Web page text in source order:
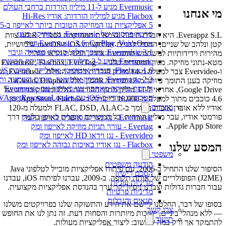
Evermusic מגיע ל-11 מיליון הורדות ברחבי העולם
Flacbox מגיע למיליון הורדות: אודיו Hi-Res
סרטון פרסומי של Evermusic: נגן מוזיקה בענן
Evermusic 3.6: CarPlay, VoiceOver ועוד
Evermusic 3.1: מעבר חלק, סנכרון ספרייה וגיבוי
Evermusic מגיע ל-3 מיליון הורדות: סקירת תכונות
Flacbox 1.6: סנכרון אוטומטי, אקולייזר, תמיכת OPUS
Evermusic 2.3: סנכרון אוטומטי, מיקום השמעה ותגיות
הזרמת מוזיקה מאחסון ענן באייפון עם Evermusic
סטרימינג אודיו ב-iOS עם AVAssetResourceLoader
מוצרים
Evermusic - נגן מוזיקה אופליין לאייפון ולמק
Evertag - עורך תגיות מוזיקה לאייפון ומק
Evervideo - נגן וידאו HD לאייפון ומק
Flacbox - נגן אודיו באיכות גבוהה לאייפון ומק
משפטי
הודעה משפטית
הסכם רישיון
מדיניות עוגיות
מדיניות פרטיות
תנאים והגבלות
צרו קשר
תיעוד
מי אנחנו
Everappz S.L. היא חברת תוכנה עצמאית הממוקמת בספרד. אנחנו צוות
קטן ונלהב של שניים, המסור לבניית אפליקציות iOS ו-macOS שימושיות,
מהירות וידידותיות למשתמש להשמעת אודיו, הפעלת וידאו וניהול
מטא-נתוני מוזיקה. מגוון המוצרים שלנו — Evermusic, Flacbox, EverTag
ו-Evervideo צבר למעלה מ-14 מיליון הורדות ברחבי העולם. Evermusic, נגן
מוזיקה בענן התומך ביותר מ-12 שירותי אחסון כולל iCloud, Dropbox ו-
Google Drive, אחראי ל-11 מיליון מתוך ההורדות הללו ומחזיק בדירוג של
4.6 כוכבים מתוך למעלה מ-18,000 ביקורות ב-App Store. Flacbox, נגן
אודיו ללא אובדן איכות התומך ב-FLAC, DSD, ALAC ולמעלה מ-120
פורמטי אודיו, עבר מיליון הורדות. כל המוצרים מופצים באופן בלעדי דרך
Apple App Store.
המסע שלנו
הסיפור שלנו התחיל ב-2006, עם פיתוח אפליקציות מובייל לטלפוני Java
(J2ME) הפופולריים של אותה תקופה. ב-2009, עברנו לפיתוח iOS, עבדנו
עבור חברות גדולות וצברנו ניסיון יקר ערך בהנדסת אפליקציות מקצועית.
בסופו של דבר, החלטנו ליישם את הידע והתשוקה שלנו בפרויקטים משלנו
— ללא מנהלי ביניים, ישיבות מיותרות והסחות דעת. זה נתן לנו את החופש
להתמקד אך ורק במה שחשוב: ליצור אפליקציות מעולות.